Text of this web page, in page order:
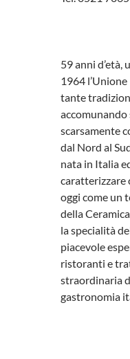
59 anni d’età,
1964
tante
accomunando
scarsamente
dal Nord al
nata in Italia
caratterizzare
oggi come un
della
la specialità
piacevole
ristoranti e
straordinaria
gastronomia